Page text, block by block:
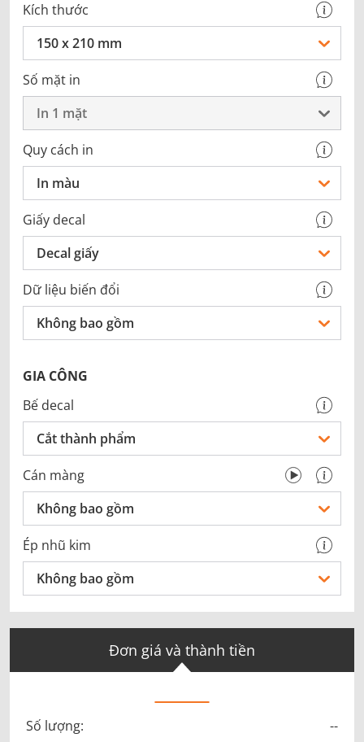
Kích thước
150 x 210 mm
Số mặt in
In 1 mặt
Quy cách in
In màu
Giấy decal
Decal giấy
Dữ liệu biến đổi
Không bao gồm
GIA CÔNG
Bế decal
Cắt thành phẩm
Cán màng
Không bao gồm
Ép nhũ kim
Không bao gồm
Đơn giá và thành tiền
Số lượng:
--